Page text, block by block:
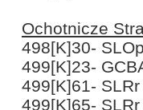
Ochotnicze
498[K]30-
499[K]23-
499[K]61-
499[K]65- SLRr